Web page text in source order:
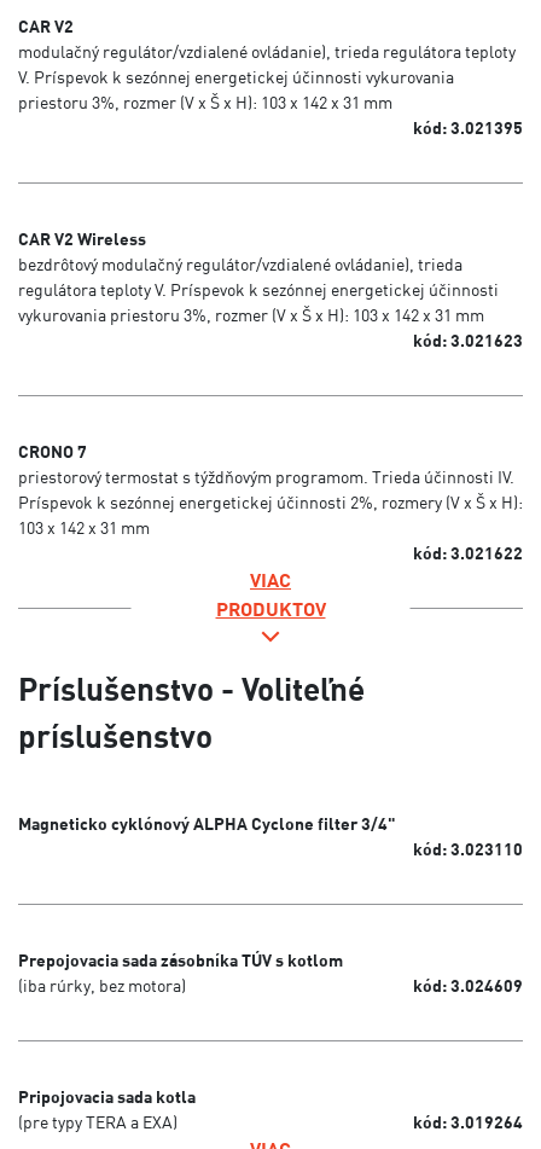
CAR V2
modulačný regulátor/vzdialené ovládanie), trieda regulátora teploty
V. Príspevok k sezónnej energetickej účinnosti vykurovania
priestoru 3%, rozmer (V x Š x H): 103 x 142 x 31 mm
kód: 3.021395
CAR V2 Wireless
bezdrôtový modulačný regulátor/vzdialené ovládanie), trieda
regulátora teploty V. Príspevok k sezónnej energetickej účinnosti
vykurovania priestoru 3%, rozmer (V x Š x H): 103 x 142 x 31 mm
kód: 3.021623
CRONO 7
priestorový termostat s týždňovým programom. Trieda účinnosti IV.
Príspevok k sezónnej energetickej účinnosti 2%, rozmery (V x Š x H):
103 x 142 x 31 mm
kód: 3.021622
VIAC
PRODUKTOV
Príslušenstvo - Voliteľné
príslušenstvo
Magneticko cyklónový ALPHA Cyclone filter 3/4"
kód: 3.023110
Prepojovacia sada zásobníka TÚV s kotlom
(iba rúrky, bez motora)
kód: 3.024609
Pripojovacia sada kotla
(pre typy TERA a EXA)
kód: 3.019264